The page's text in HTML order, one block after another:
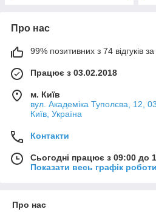
Про нас
99% позитивних з 74 відгуків за
Працює з 03.02.2018
м. Київ
вул. Академіка Туполєва, 12,
Київ, Україна
Контакти
Сьогодні працює з 09:00 до
Показати весь графік роботи
Про нас